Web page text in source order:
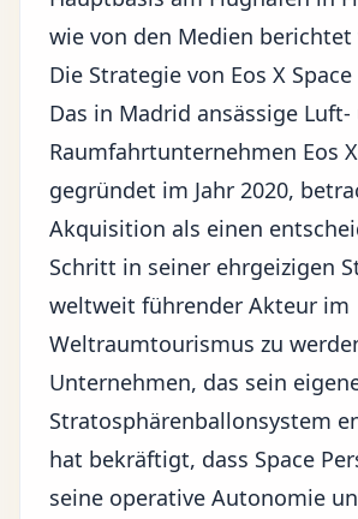
wie von den Medien berichtet
Die Strategie von Eos X Space
Das in Madrid ansässige Luft-
Raumfahrtunternehmen Eos
gegründet im Jahr 2020,
Akquisition als einen
Schritt in seiner ehrgeizigen
weltweit führender Akteur im
Weltraumtourismus zu
Unternehmen, das sein
Stratosphärenballonsystem
hat bekräftigt, dass Space
seine operative Autonomie